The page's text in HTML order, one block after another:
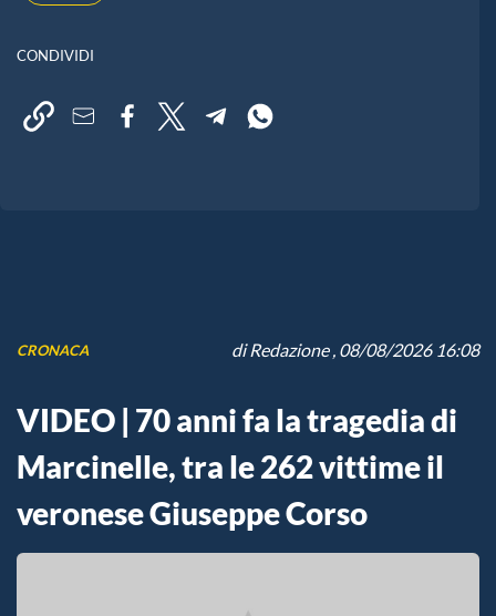
CONDIVIDI
CRONACA diRedazione, 08/08/2026 16:08
VIDEO | 70 anni fa la tragedia di
Marcinelle, tra le 262 vittime il
veronese Giuseppe Corso